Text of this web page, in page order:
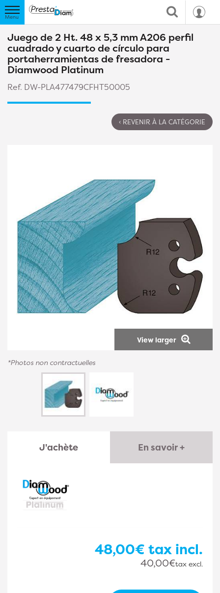
Juego de 2 Ht. 48 x 5,3 mm A206 perfil
cuadrado y cuarto de círculo para
portaherramientas de fresadora -
Diamwood Platinum
Ref. DW-PLA477479CFHT50005
‹ REVENIR À LA CATÉGORIE
View larger
*Photos non contractuelles
J'achète En savoir +
48,00€ tax incl.
40,00€tax excl.